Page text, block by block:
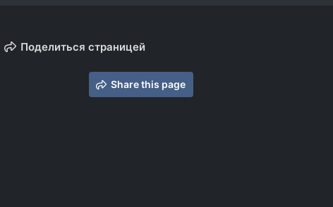
Поделиться страницей
Share this page